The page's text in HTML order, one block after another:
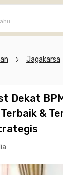
Jagakarsa
Dekat
&